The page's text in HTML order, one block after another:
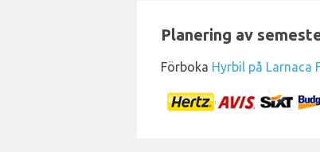
Planering av
Förboka Hyrbil på Larnaca